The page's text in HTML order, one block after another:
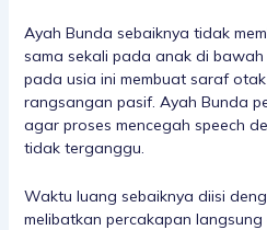
Ayah Bunda sebaiknya tidak
sama sekali pada anak di
pada usia ini membuat saraf
rangsangan pasif. Ayah Bunda
agar proses mencegah speech
tidak terganggu.
Waktu luang sebaiknya diisi
melibatkan percakapan